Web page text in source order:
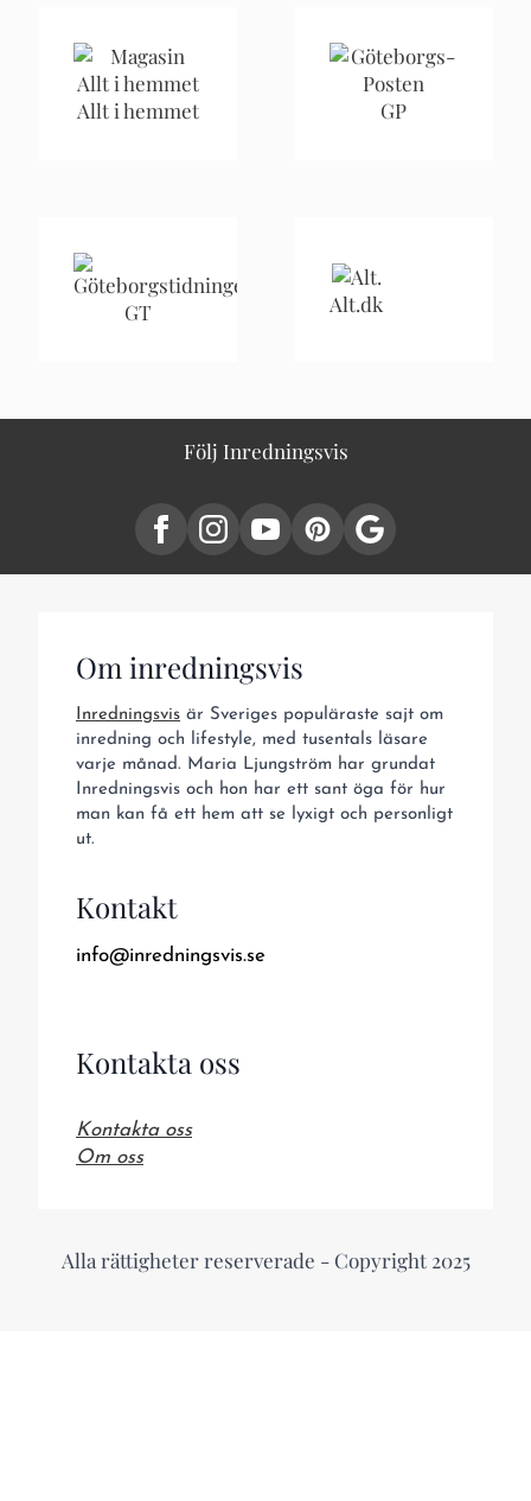
Allt i hemmet GP
GT Alt.dk
Följ Inredningsvis
Om inredningsvis
Inredningsvis är Sveriges populäraste sajt om
inredning och lifestyle, med tusentals läsare
varje månad. Maria Ljungström har grundat
Inredningsvis och hon har ett sant öga för hur
man kan få ett hem att se lyxigt och personligt
ut.
Kontakt
info@inredningsvis.se
Kontakta oss
Kontakta oss
Om oss
Alla rättigheter reserverade - Copyright 2025